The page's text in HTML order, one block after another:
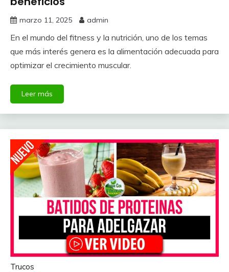
marzo 11, 2025 admin
En el mundo del fitness y la nutrición, uno de los temas
que más interés genera es la alimentación adecuada para
optimizar el crecimiento muscular.
Leer más
Trucos